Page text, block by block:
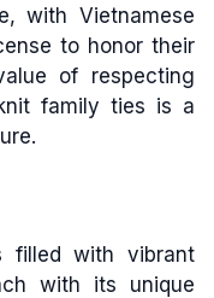
with Vietnamese
to honor their
of respecting
family ties is a
filled with vibrant
with its unique